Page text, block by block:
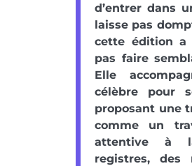
d’entrer dans
laisse pas
cette édition
pas faire
Elle
célèbre pour
proposant une
comme un
attentive à
registres, des